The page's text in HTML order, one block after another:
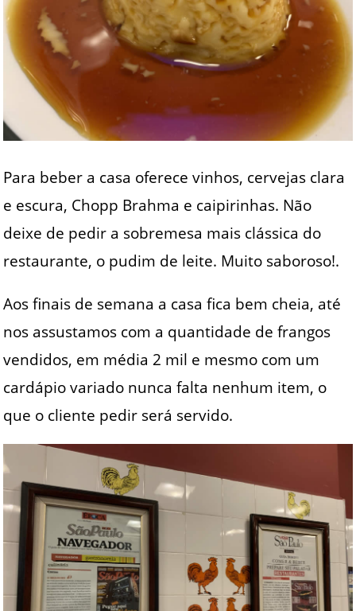
Para beber a casa oferece vinhos, cervejas clara
e escura, Chopp Brahma e caipirinhas. Não
deixe de pedir a sobremesa mais clássica do
restaurante, o pudim de leite. Muito saboroso!.
Aos finais de semana a casa fica bem cheia, até
nos assustamos com a quantidade de frangos
vendidos, em média 2 mil e mesmo com um
cardápio variado nunca falta nenhum item, o
que o cliente pedir será servido.